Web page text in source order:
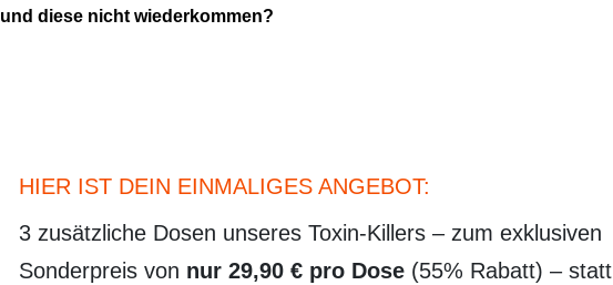
und diese nicht wiederkommen?
HIER IST DEIN EINMALIGES ANGEBOT:
3 zusätzliche Dosen unseres Toxin-Killers – zum exklusiven
Sonderpreis von nur 29,90 € pro Dose(55% Rabatt) – statt